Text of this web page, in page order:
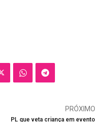
PRÓXIMO
PL que veta criança em evento